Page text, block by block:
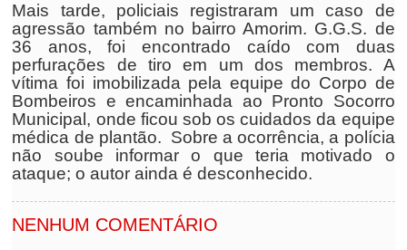
Mais tarde, policiais registraram um caso de
agressão também no bairro Amorim. G.G.S. de
36 anos, foi encontrado caído com duas
perfurações de tiro em um dos membros. A
vítima foi imobilizada pela equipe do Corpo de
Bombeiros e encaminhada ao Pronto Socorro
Municipal, onde ficou sob os cuidados da equipe
médica de plantão. Sobre a ocorrência, a polícia
não soube informar o que teria motivado o
ataque; o autor ainda é desconhecido.
NENHUM COMENTÁRIO